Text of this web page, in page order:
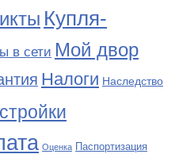
Купля-
в сети Мой двор
Налоги Наследство
Оценка Паспортизация